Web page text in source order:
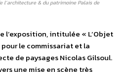
l’architecture & du patrimoine Palais de
l’exposition, intitulée « L’Objet
le commissariat et la
de paysages Nicolas Gilsoul.
une mise en scène très